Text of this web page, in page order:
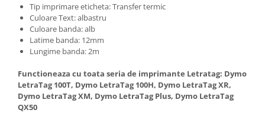
Tip imprimare eticheta: Transfer termic
Culoare Text: albastru
Culoare banda: alb
Latime banda: 12mm
Lungime banda: 2m
Functioneaza cu toata seria de imprimante Letratag: Dymo
LetraTag 100T, Dymo LetraTag 100H, Dymo LetraTag XR,
Dymo LetraTag XM, Dymo LetraTag Plus, Dymo LetraTag
QX50